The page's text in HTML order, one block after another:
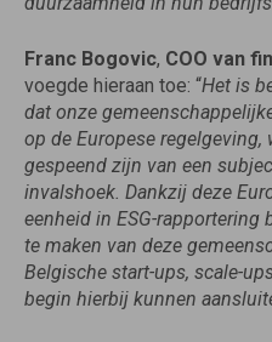
Franc Bogovic, COO van
voegde hieraan toe: “Het is
dat onze
op de Europese regelgeving,
gespeend zijn van een
invalshoek. Dankzij deze
eenheid in ESG-rapportering
te maken van deze
Belgische start-ups, scale-
begin hierbij kunnen